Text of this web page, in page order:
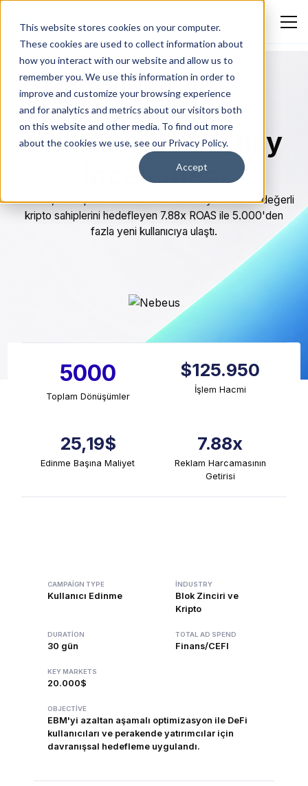
This website stores cookies on your computer.
These cookies are used to collect information about
how you interact with our website and allow us to
remember you. We use this information in order to
improve and customize your browsing experience
and for analytics and metrics about our visitors both
on this website and other media. To find out more
about the cookies we use, see our Privacy Policy.
Accept
BLOK ZINCIRI VE KRIPTO
Nebeus Örnek Olay
İncelemesi
Nebeus, DeFi protokolü kullanıcılarını ve yüksek net değerli
kripto sahiplerini hedefleyen 7.88x ROAS ile 5.000'den
fazla yeni kullanıcıya ulaştı.
5000
Toplam Dönüşümler
$125.950
İşlem Hacmi
25,19$
Edinme Başına Maliyet
7.88x
Reklam Harcamasının
Getirisi
CAMPAIGN TYPE
Kullanıcı Edinme
INDUSTRY
Blok Zinciri ve
Kripto
DURATION
30 gün
TOTAL AD SPEND
Finans/CEFI
KEY MARKETS
20.000$
OBJECTIVE
EBM'yi azaltan aşamalı optimizasyon ile DeFi
kullanıcıları ve perakende yatırımcılar için
davranışsal hedefleme uygulandı.